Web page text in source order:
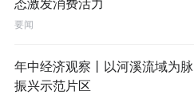
要闻
年中经济观察丨以河溪流域为
振兴示范片区